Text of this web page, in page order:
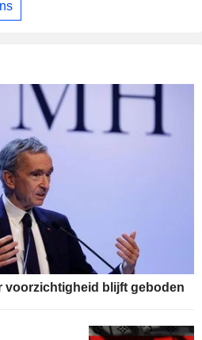
voorzichtigheid blijft geboden